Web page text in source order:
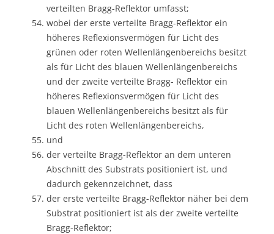
verteilten Bragg-Reflektor umfasst;
wobei der erste verteilte Bragg-Reflektor ein
höheres Reflexionsvermögen für Licht des
grünen oder roten Wellenlängenbereichs besitzt
als für Licht des blauen Wellenlängenbereichs
und der zweite verteilte Bragg- Reflektor ein
höheres Reflexionsvermögen für Licht des
blauen Wellenlängenbereichs besitzt als für
Licht des roten Wellenlängenbereichs,
und
der verteilte Bragg-Reflektor an dem unteren
Abschnitt des Substrats positioniert ist, und
dadurch gekennzeichnet, dass
der erste verteilte Bragg-Reflektor näher bei dem
Substrat positioniert ist als der zweite verteilte
Bragg-Reflektor;